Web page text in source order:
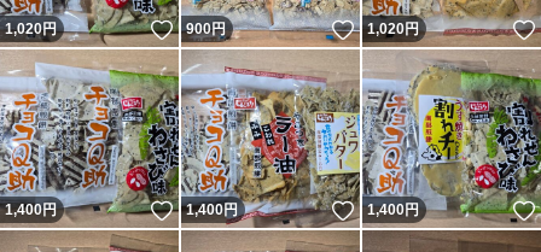
1,020円 いいね！
900円 いいね！
1,020円
1,400円 いいね！
1,400円 いいね！
1,400円